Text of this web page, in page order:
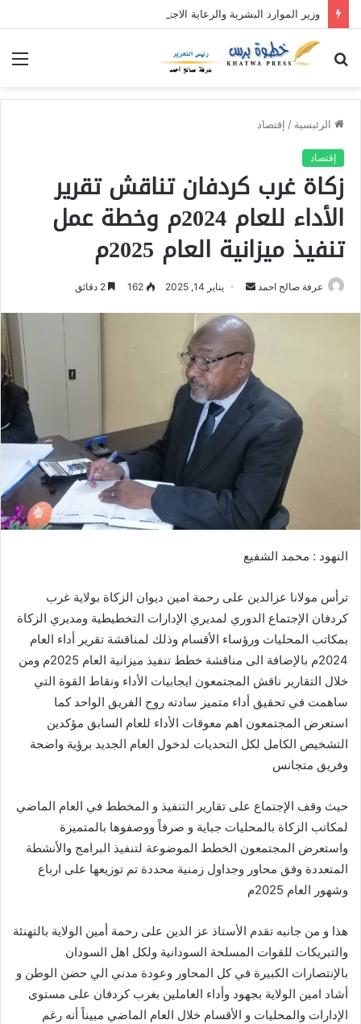
الرئيسية / إقتصاد
إقتصاد
زكاة غرب كردفان تناقش تقرير
الأداء للعام 2024م وخطة عمل
تنفيذ ميزانية العام 2025م
عرفة صالح احمد
س
ب
ر
ا
ت
و
ي
يناير 14, 2025 162
النهود : محمد الشفيع
ترأس مولانا عزالدين على رحمة امين ديوان الزكاة بولاية غرب
كردفان الإجتماع الدوري لمديري الإدارات التخطيطية ومديري الزكاة
بمكاتب المحليات ورؤساء الأقسام وذلك لمناقشة تقرير أداء العام
2024م بالإضافة الى مناقشة خطط تنفيذ ميزانية العام 2025م ومن
خلال التقارير ناقش المجتمعون ايجابيات الأداء ونقاط القوة التي
ساهمت في تحقيق أداء متميز سادته روح الفريق الواحد كما
استعرض المجتمعون اهم معوقات الأداء للعام السابق مؤكدين
التشخيص الكامل لكل التحديات لدخول العام الجديد برؤية واضحة
وفريق متجانس
حيث وقف الإجتماع على تقارير التنفيذ و المخطط في العام الماضي
لمكاتب الزكاة بالمحليات جباية و صرفاً ووصفوها بالمتميزة
واستعرض المجتمعون الخطط الموضوعة لتنفيذ البرامج والأنشطة
المتعددة وفق محاور وجداول زمنية محددة تم توزيعها على ارباع
وشهور العام 2025م
هذا و من جانبه تقدم الأستاذ عز الدين على رحمة أمين الولاية بالتهنئة
والتبريكات للقوات المسلحة السودانية ولكل اهل السودان
بالإنتصارات الكبيرة في كل المحاور وعودة مدني الي حضن الوطن و
أشاد امين الولاية بجهود وأداء العاملين بغرب كردفان على مستوى
الإدارات والمحليات و الأقسام خلال العام الماضي مبيناً أنه رغم